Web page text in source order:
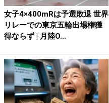
女子4×400mRは予選敗退 世界
リレーでの東京五輪出場権獲
得ならず | 月陸O...